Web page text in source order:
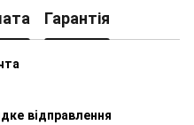
Гарантія
відправлення